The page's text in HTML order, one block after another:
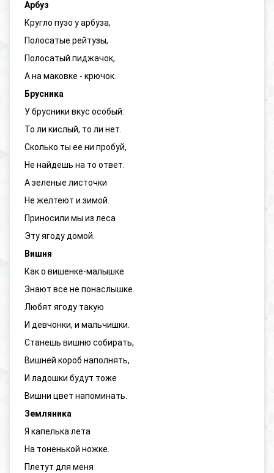
Арбуз
Кругло пузо у арбуза,
Полосатые рейтузы,
Полосатый пиджачок,
А на маковке - крючок.
Брусника
У брусники вкус особый:
То ли кислый, то ли нет.
Сколько ты ее ни пробуй,
Не найдешь на то ответ.
А зеленые листочки
Не желтеют и зимой.
Приносили мы из леса
Эту ягоду домой.
Вишня
Как о вишенке-малышке
Знают все не понаслышке.
Любят ягоду такую
И девчонки, и мальчишки.
Станешь вишню собирать,
Вишней короб наполнять,
И ладошки будут тоже
Вишни цвет напоминать.
Земляника
Я капелька лета
На тоненькой ножке.
Плетут для меня